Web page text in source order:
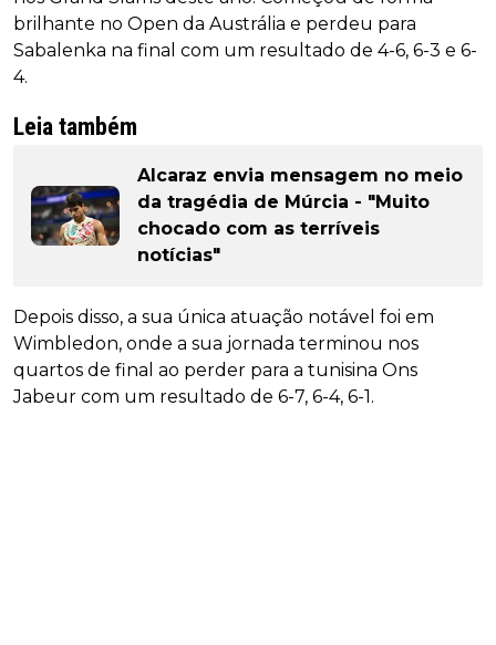
brilhante no Open da Austrália e perdeu para
Sabalenka na final com um resultado de 4-6, 6-3 e 6-
4.
Leia também
Alcaraz envia mensagem no meio
da tragédia de Múrcia - "Muito
chocado com as terríveis
notícias"
Depois disso, a sua única atuação notável foi em
Wimbledon, onde a sua jornada terminou nos
quartos de final ao perder para a tunisina Ons
Jabeur com um resultado de 6-7, 6-4, 6-1.